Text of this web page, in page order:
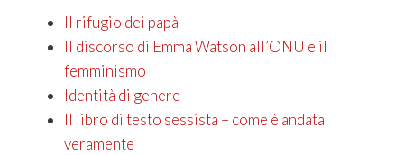
Il rifugio dei papà
Il discorso di Emma Watson all’ONU e il
femminismo
Identità di genere
Il libro di testo sessista – come è andata
veramente